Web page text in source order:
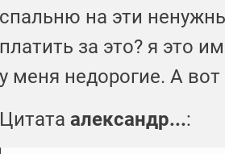
спальню на эти
платить за это? я это
у меня недорогие. А вот
Цитата александр...: